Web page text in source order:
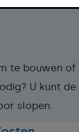
te bouwen
U kunt
slopen.